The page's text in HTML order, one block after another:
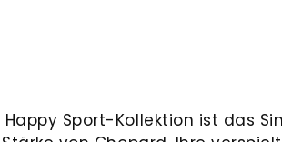
Happy Sport-Kollektion ist das